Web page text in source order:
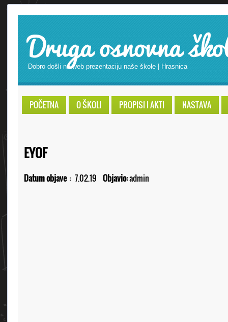
Druga osnovna
Dobro došli na web prezentaciju naše škole | Hrasnica
POČETNA O ŠKOLI PROPISI I AKTI NASTAVA
EYOF
Datum objave : 7.02.19 Objavio:admin